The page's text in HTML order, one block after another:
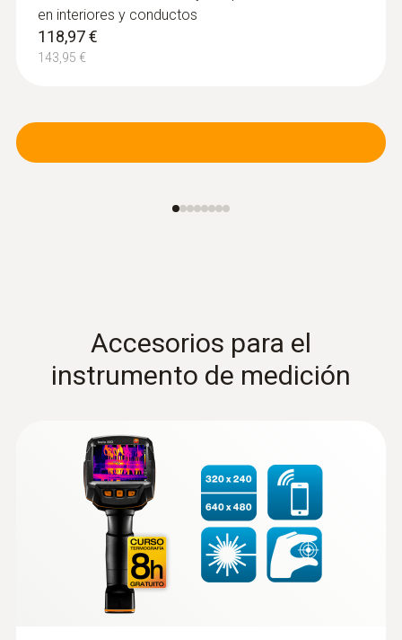
extraños en los procesos de producción y
anomalías en la distribución de
llenado en depósitos cerrados de líquidos
en interiores y conductos
118,97 €
143,95 €
Accesorios para el
instrumento de medición